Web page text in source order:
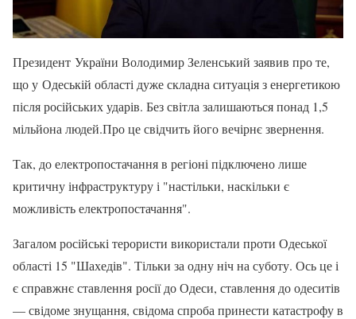
Президент України Володимир Зеленський заявив про те,
що у Одеській області дуже складна ситуація з енергетикою
після російських ударів. Без світла залишаються понад 1,5
мільйона людей.Про це свідчить його вечірнє звернення.
Так, до електропостачання в регіоні підключено лише
критичну інфраструктуру і "настільки, наскільки є
можливість електропостачання".
Загалом російські терористи використали проти Одеської
області 15 "Шахедів". Тільки за одну ніч на суботу. Ось це і
є справжнє ставлення росії до Одеси, ставлення до одеситів
— свідоме знущання, свідома спроба принести катастрофу в